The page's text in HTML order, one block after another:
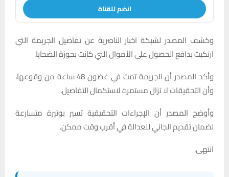
انضم للقناة
وكشف المصدر لشبكة اخبار الناصرية عن تفاصيل الجريمة التي
ارتكبت بدافع الحصول على الأموال التي كانت بحوزة الضحايا.
وأكد المصدر أن الجريمة تمت في غضون 48 ساعة من وقوعها،
وأن التحقيقات لا تزال مستمرة لاستكمال التفاصيل.
وأوضح المصدر أن الإجراءات التحقيقية تسير بوتيرة متسارعة
لضمان تقديم الجاني للعدالة في أقرب وقت ممكن.
انتهى.